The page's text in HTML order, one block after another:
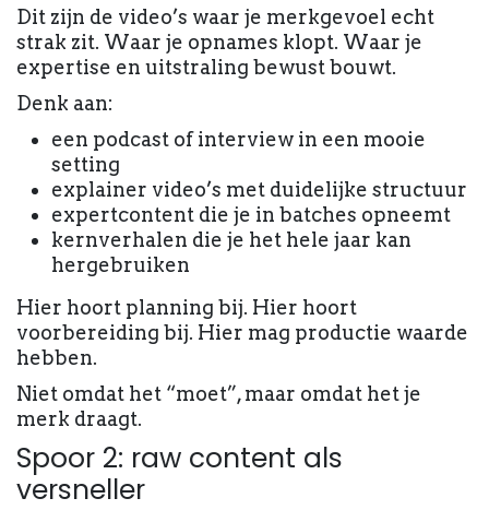
Dit zijn de video’s waar je merkgevoel echt
strak zit. Waar je opnames klopt. Waar je
expertise en uitstraling bewust bouwt.
Denk aan:
een podcast of interview in een mooie
setting
explainer video’s met duidelijke structuur
expertcontent die je in batches opneemt
kernverhalen die je het hele jaar kan
hergebruiken
Hier hoort planning bij. Hier hoort
voorbereiding bij. Hier mag productie waarde
hebben.
Niet omdat het “moet”, maar omdat het je
merk draagt.
Spoor 2: raw content als
versneller